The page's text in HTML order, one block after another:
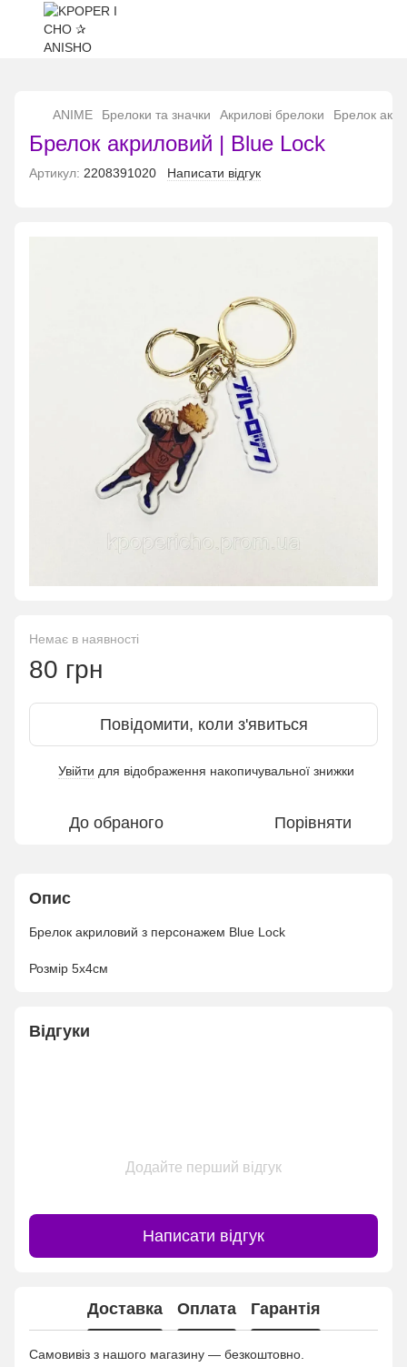
ANIME Брелоки та значки Акрилові брелоки Брелок
Брелок акриловий | Blue Lock
Артикул: 2208391020 Написати відгук
Немає в наявності
80 грн
Повідомити, коли з'явиться
Увійти для відображення накопичувальної знижки
До обраного Порівняти
Опис
Брелок акриловий з персонажем Blue Lock
Розмір 5x4см
Відгуки
Додайте перший відгук
Написати відгук
Доставка Оплата Гарантія
Самовивіз з нашого магазину — безкоштовно.